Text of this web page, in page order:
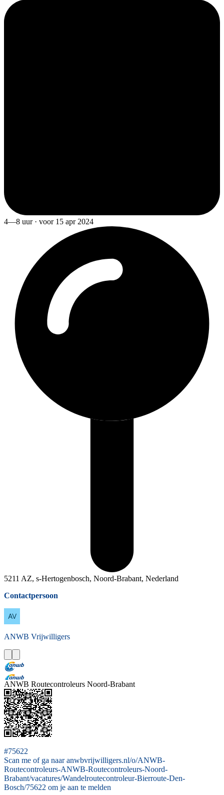
4—8 uur · voor 15 apr 2024
5211 AZ, s-Hertogenbosch, Noord-Brabant, Nederland
Contactpersoon
ANWB Vrijwilligers
ANWB Routecontroleurs Noord-Brabant
#75622
Scan me of ga naar anwbvrijwilligers.nl/o/ANWB-
Routecontroleurs-ANWB-Routecontroleurs-Noord-
Brabant/vacatures/Wandelroutecontroleur-Bierroute-Den-
Bosch/75622 om je aan te melden